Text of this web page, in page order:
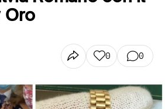
Oro
0 0